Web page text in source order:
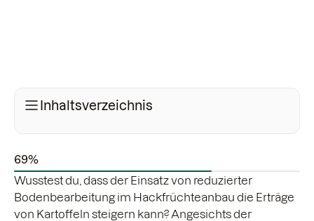
Inhaltsverzeichnis
69%
Wusstest du, dass der Einsatz von reduzierter
Bodenbearbeitung im Hackfrüchteanbau die Erträge
von Kartoffeln steigern kann? Angesichts der